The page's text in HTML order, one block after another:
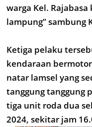
warga Kel.
lampung” sambung
Ketiga pelaku
kendaraan
natar lamsel yang
tanggung tanggung
tiga unit roda dua
2024, sekitar jam